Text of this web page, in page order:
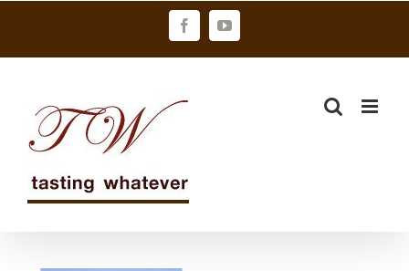
FacebookYouTube